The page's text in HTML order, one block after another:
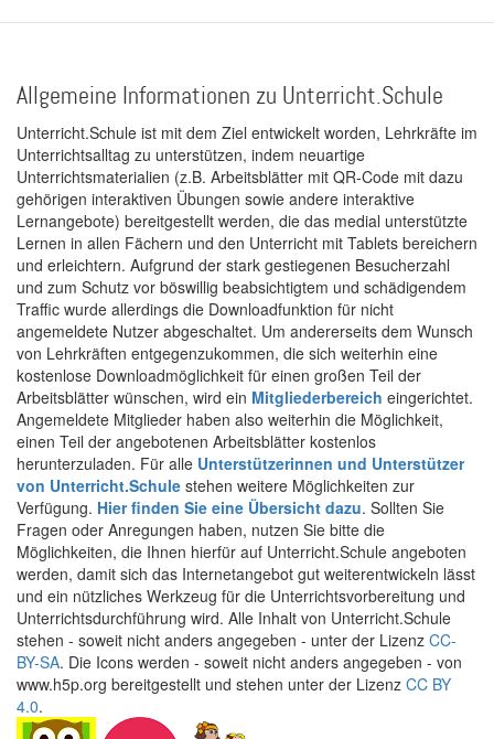
Allgemeine Informationen zu Unterricht.Schule
Unterricht.Schule ist mit dem Ziel entwickelt worden, Lehrkräfte im
Unterrichtsalltag zu unterstützen, indem neuartige
Unterrichtsmaterialien (z.B. Arbeitsblätter mit QR-Code mit dazu
gehörigen interaktiven Übungen sowie andere interaktive
Lernangebote) bereitgestellt werden, die das medial unterstützte
Lernen in allen Fächern und den Unterricht mit Tablets bereichern
und erleichtern. Aufgrund der stark gestiegenen Besucherzahl
und zum Schutz vor böswillig beabsichtigtem und schädigendem
Traffic wurde allerdings die Downloadfunktion für nicht
angemeldete Nutzer abgeschaltet. Um andererseits dem Wunsch
von Lehrkräften entgegenzukommen, die sich weiterhin eine
kostenlose Downloadmöglichkeit für einen großen Teil der
Arbeitsblätter wünschen, wird ein Mitgliederbereich eingerichtet.
Angemeldete Mitglieder haben also weiterhin die Möglichkeit,
einen Teil der angebotenen Arbeitsblätter kostenlos
herunterzuladen. Für alle Unterstützerinnen und Unterstützer
von Unterricht.Schule stehen weitere Möglichkeiten zur
Verfügung. Hier finden Sie eine Übersicht dazu. Sollten Sie
Fragen oder Anregungen haben, nutzen Sie bitte die
Möglichkeiten, die Ihnen hierfür auf Unterricht.Schule angeboten
werden, damit sich das Internetangebot gut weiterentwickeln lässt
und ein nützliches Werkzeug für die Unterrichtsvorbereitung und
Unterrichtsdurchführung wird. Alle Inhalt von Unterricht.Schule
stehen - soweit nicht anders angegeben - unter der Lizenz CC-
BY-SA. Die Icons werden - soweit nicht anders angegeben - von
www.h5p.org bereitgestellt und stehen unter der Lizenz CC BY
4.0.